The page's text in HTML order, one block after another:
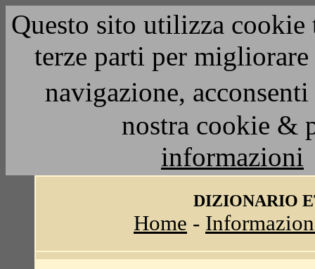
Questo sito utilizza
terze parti per
navigazione,
nostra cookie &
informazioni
DIZIONARIO
Home -